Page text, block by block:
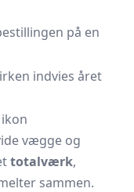
på en
indvies året
vægge og
totalværk,
sammen.